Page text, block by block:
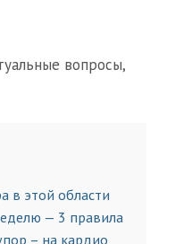
вопросы,
в этой области
— 3 правила
– на кардио